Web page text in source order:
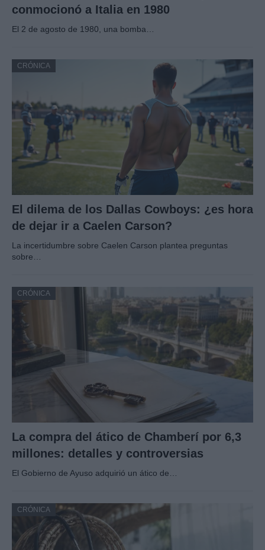
conmocionó a Italia en 1980
El 2 de agosto de 1980, una bomba…
CRÓNICA
El dilema de los Dallas Cowboys: ¿es hora
de dejar ir a Caelen Carson?
La incertidumbre sobre Caelen Carson plantea preguntas
sobre…
CRÓNICA
La compra del ático de Chamberí por 6,3
millones: detalles y controversias
El Gobierno de Ayuso adquirió un ático de…
CRÓNICA